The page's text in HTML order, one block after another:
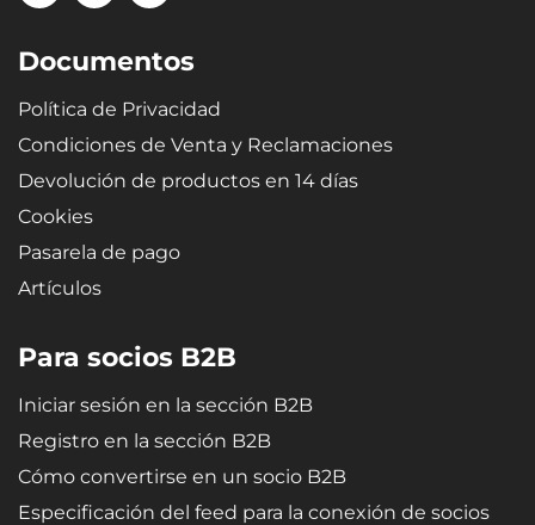
Documentos
Política de Privacidad
Condiciones de Venta y Reclamaciones
Devolución de productos en 14 días
Cookies
Pasarela de pago
Artículos
Para socios B2B
Iniciar sesión en la sección B2B
Registro en la sección B2B
Cómo convertirse en un socio B2B
Especificación del feed para la conexión de socios